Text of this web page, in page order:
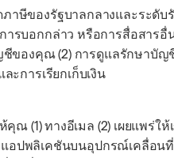
ภาษีของรัฐบาลกลางและระดับ
ารบอกกล่าว หรือการสื่อสารอื่
ชีของคุณ (2) การดูแลรักษาบัญ
ะการเรียกเก็บเงิน
คุณ (1) ทางอีเมล (2) เผยแพร่ให้
แอปพลิเคชันบนอุปกรณ์เคลื่อนที่